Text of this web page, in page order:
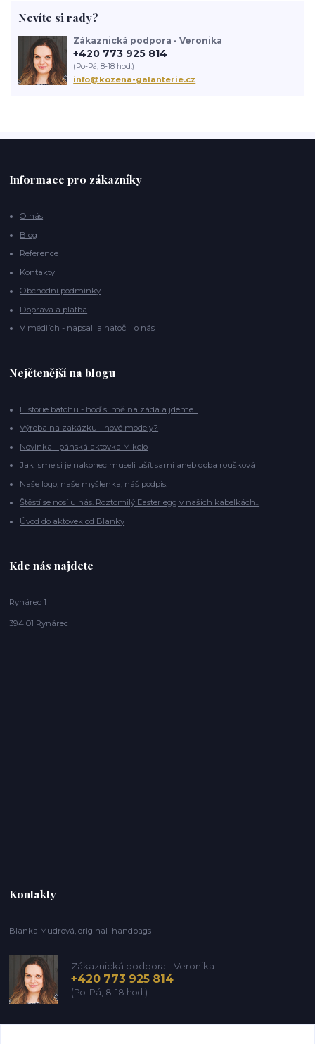
navrhování
Nevíte si rady?
Zákaznická podpora - Veronika
+420 773 925 814
(Po-Pá, 8-18 hod.)
info@kozena-galanterie.cz
Informace pro zákazníky
O nás
Blog
Reference
Kontakty
Obchodní podmínky
Doprava a platba
V médiích - napsali a natočili o nás
Nejčtenější na blogu
Historie batohu - hoď si mě na záda a jdeme...
Výroba na zakázku - nové modely?
Novinka - pánská aktovka Mikelo
Jak jsme si je nakonec museli ušít sami aneb doba roušková
Naše logo, naše myšlenka, náš podpis.
Štěstí se nosí u nás. Roztomilý Easter egg v našich kabelkách...
Úvod do aktovek od Blanky
Kde nás najdete
Rynárec 1
394 01 Rynárec
Kontakty
Blanka Mudrová, original_handbags
Zákaznická podpora - Veronika
+420 773 925 814
(Po-Pá, 8-18 hod.)